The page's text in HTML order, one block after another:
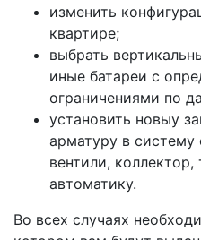
изменить
квартире;
выбрать
иные батареи с
ограничениями по
установить новыу
арматуру в
вентили,
автоматику.
Во всех случаях